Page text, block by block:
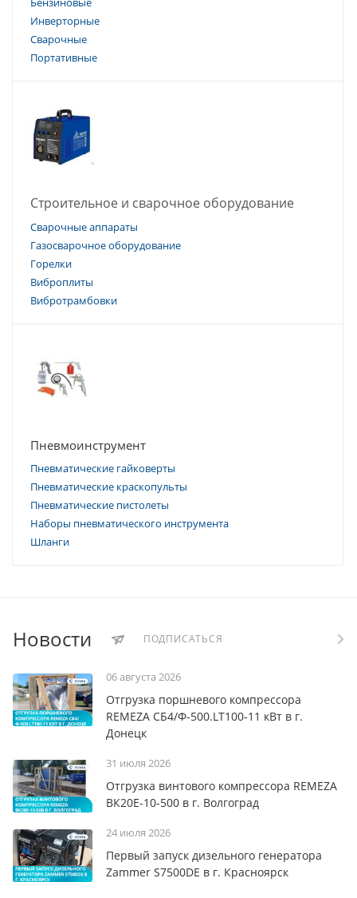
Инверторные
Сварочные
Портативные
Строительное и сварочное оборудование
Сварочные аппараты
Газосварочное оборудование
Горелки
Виброплиты
Вибротрамбовки
Пневмоинструмент
Пневматические гайковерты
Пневматические краскопульты
Пневматические пистолеты
Наборы пневматического инструмента
Шланги
Новости ПОДПИСАТЬСЯ
06 августа 2026
Отгрузка поршневого компрессора
REMEZA СБ4/Ф-500.LT100-11 кВт в г.
Донецк
31 июля 2026
Отгрузка винтового компрессора REMEZA
ВК20Е-10-500 в г. Волгоград
24 июля 2026
Первый запуск дизельного генератора
Zammer S7500DE в г. Красноярск